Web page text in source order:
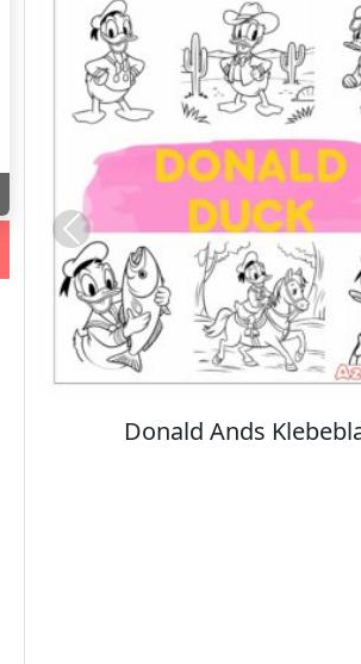
Stitch Farvelægning
Previous